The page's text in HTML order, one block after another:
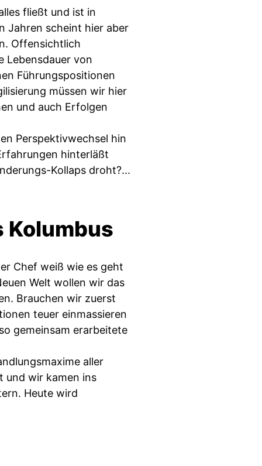
fließt und ist in
Jahren scheint hier aber
Offensichtlich
Lebensdauer von
Führungspositionen
müssen wir hier
und auch Erfolgen
Perspektivwechsel hin
hinterläßt
Kollaps droht?...
Kolumbus
Chef weiß wie es geht
Welt wollen wir das
Brauchen wir zuerst
teuer einmassieren
gemeinsam erarbeitete
aller
und wir kamen ins
Heute wird